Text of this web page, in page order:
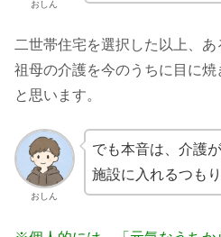
おしん
二世帯住宅を選択した以上、
祖母の介護を今のうちに目に焼
と思います。
おしん
でも本音は、介護
施設に入れるつも